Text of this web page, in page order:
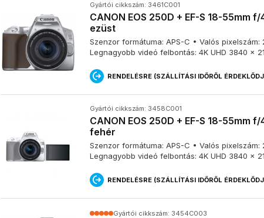
érték, így a kép azon pontja világosabb lesz.
A CMOS érzékelők előnyei:
Alacsony energiafogyasztás: a CMOS érzékelők kevesebb
teszi a gyorsabb sorozatfelvételt és videófelvételt.
: a CMOS érzékelőkbe gyakran
automatikus fehéregyensúlyt és autofókuszt.
•Költséghatékony gyártás : a CMOS technológia a nagyüzemi
költséghatékonyabb, így a digitális fényképezőgépek is
APS-C és Full Frame
Gyártói cikkszám: 3461C001
CANON EOS 250D + EF-S 18-55mm
ezüst
Szenzor formátuma: APS-C • Valós pixelszám:
Legnagyobb videó felbontás: 4K UHD 3840 x
RENDELÉSRE (SZÁLLÍTÁSI IDŐRŐL
Gyártói cikkszám: 3458C001
CANON EOS 250D + EF-S 18-55mm
fehér
Szenzor formátuma: APS-C • Valós pixelszám:
Legnagyobb videó felbontás: 4K UHD 3840 x
RENDELÉSRE (SZÁLLÍTÁSI IDŐRŐL
Gyártói cikkszám: 3454C003